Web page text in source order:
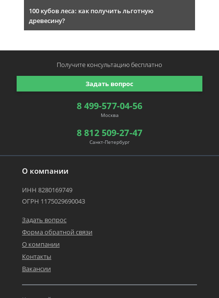
100 кубов леса: как получить льготную
древесину?
О компании
ИНН 8280169749
ОГРН 1175029690043
Задать вопрос
Форма обратной связи
О компании
Контакты
Вакансии
8 499-577-04-56
Москва
8 812 509-27-47
Санкт-Петербург
Задать вопрос
Получите консультациюбесплатно